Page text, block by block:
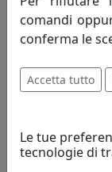
Arti e Mestieri
comandi
conferma le
Accetta tutto
Le tue
tecnologie di